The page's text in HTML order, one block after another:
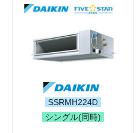
SSRMH224D
シングル(同時)